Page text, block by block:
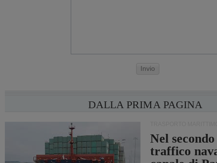
Invio
DALLA PRIMA PAGINA
Nel
traffico